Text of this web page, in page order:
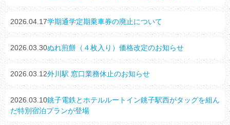
2026.04.17学期通学定期乗車券の廃止について
2026.03.30ぬれ煎餅（４枚入り）価格改定のお知らせ
2026.03.12外川駅 窓口業務休止のお知らせ
2026.03.10銚子電鉄とホテルルートイン銚子駅西がタッグを組ん
だ特別宿泊プランが登場